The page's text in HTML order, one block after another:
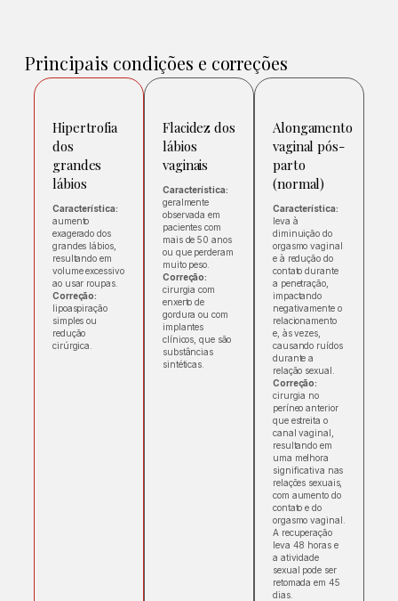
Principais condições e correções
Hipertrofia
dos
grandes
lábios
Característica:
aumento
exagerado dos
grandes lábios,
resultando em
volume excessivo
ao usar roupas.
Correção:
lipoaspiração
simples ou
redução
cirúrgica.
Flacidez dos
lábios
vaginais
Característica:
geralmente
observada em
pacientes com
mais de 50 anos
ou que perderam
muito peso.
Correção:
cirurgia com
enxerto de
gordura ou com
implantes
clínicos, que são
substâncias
sintéticas.
Alongamento
vaginal pós-
parto
(normal)
Característica:
leva à
diminuição do
orgasmo vaginal
e à redução do
contato durante
a penetração,
impactando
negativamente o
relacionamento
e, às vezes,
causando ruídos
durante a
relação sexual.
Correção:
cirurgia no
períneo anterior
que estreita o
canal vaginal,
resultando em
uma melhora
significativa nas
relações sexuais,
com aumento do
contato e do
orgasmo vaginal.
A recuperação
leva 48 horas e
a atividade
sexual pode ser
retomada em 45
dias.